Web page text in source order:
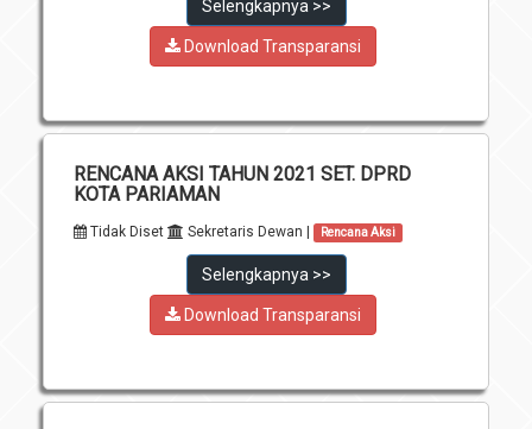
Selengkapnya >>
Download Transparansi
RENCANA AKSI TAHUN 2021 SET. DPRD
KOTA PARIAMAN
Tidak Diset Sekretaris Dewan | Rencana Aksi
Selengkapnya >>
Download Transparansi